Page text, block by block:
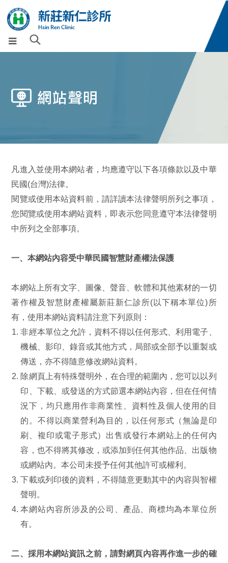
凡進入並使用本網站者，均應遵守以下各項條款以及中華
民國(台灣)法律。
閱覽或使用本站資料前，請詳讀本法律聲明所列之事項，
您閱覽或使用本網站資料，即表示您同意遵守本法律聲明
中所列之全部事項。
一、本網站內容受中華民國智慧財產權法保護
本網站上所有文字、圖像、聲音、軟體和其他素材的一切
著作權及智慧財產權屬新莊新仁診所(以下稱本單位)所
有，使用本網站資料請注意下列原則：
非經本單位之允許，資料不得以任何形式、利用電子、
機械、影印、錄音或其他方式，局部或全部予以重製或
傳送，亦不得隨意修改網站資料。
除網頁上有特殊聲明外，在合理的範圍內，您可以以列
印、下載、或發送的方式節選本網站內容，但在任何情
況下，均只應用作非商業性、資料性及個人使用的目
的。不得以商業營利為目的，以任何形式（無論是印
刷、複印或電子形式）出售或發行本網站上的任何內
容，也不得將其修改，或添加到任何其他作品、出版物
或網站內。本公司未授予任何其他許可或權利。
下載或列印後的資料，不得隨意更動其中的內容與智權
聲明。
本網站內容所涉及的公司、產品、商標均為本單位所
有。
二、採用本網站資訊之前，請對網頁內容再作進一步的確